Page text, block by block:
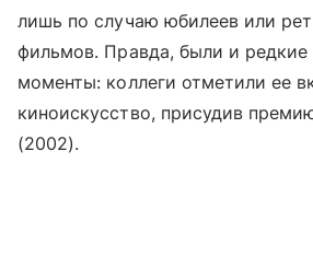
лишь по случаю юбилеев или
фильмов. Правда, были и редкие
моменты: коллеги отметили ее
киноискусство, присудив
(2002).